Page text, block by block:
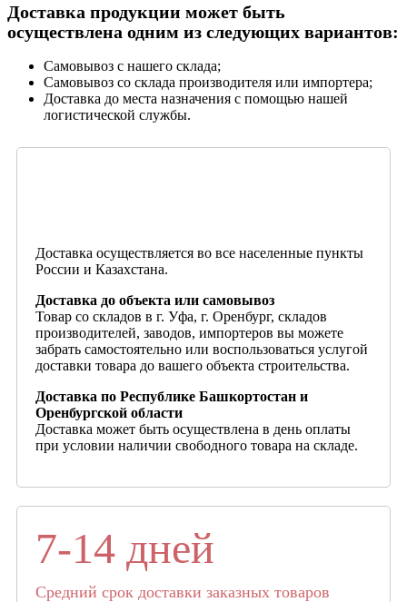
Доставка продукции может быть
осуществлена одним из следующих вариантов:
Самовывоз с нашего склада;
Самовывоз со склада производителя или импортера;
Доставка до места назначения с помощью нашей
логистической службы.
Доставка осуществляется во все населенные пункты
России и Казахстана.
Доставка до объекта или самовывоз
Товар со складов в г. Уфа, г. Оренбург, складов
производителей, заводов, импортеров вы можете
забрать самостоятельно или воспользоваться услугой
доставки товара до вашего объекта строительства.
Доставка по Республике Башкортостан и
Оренбургской области
Доставка может быть осуществлена в день оплаты
при условии наличии свободного товара на складе.
7-14 дней
Средний срок доставки заказных товаров